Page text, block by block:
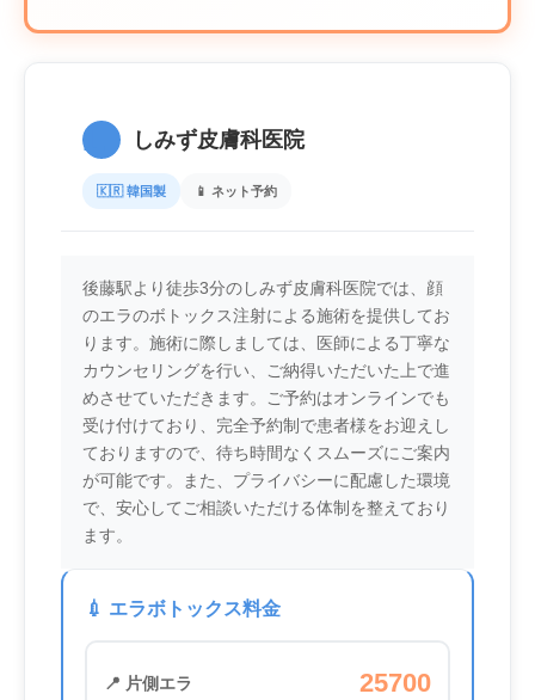
1. しみず皮膚科医院
🇰🇷 韓国製 📱 ネット予約
後藤駅より徒歩3分のしみず皮膚科医院では、顔
のエラのボトックス注射による施術を提供してお
ります。施術に際しましては、医師による丁寧な
カウンセリングを行い、ご納得いただいた上で進
めさせていただきます。ご予約はオンラインでも
受け付けており、完全予約制で患者様をお迎えし
ておりますので、待ち時間なくスムーズにご案内
が可能です。また、プライバシーに配慮した環境
で、安心してご相談いただける体制を整えており
ます。
💉 エラボトックス料金
📍 片側エラ 25700